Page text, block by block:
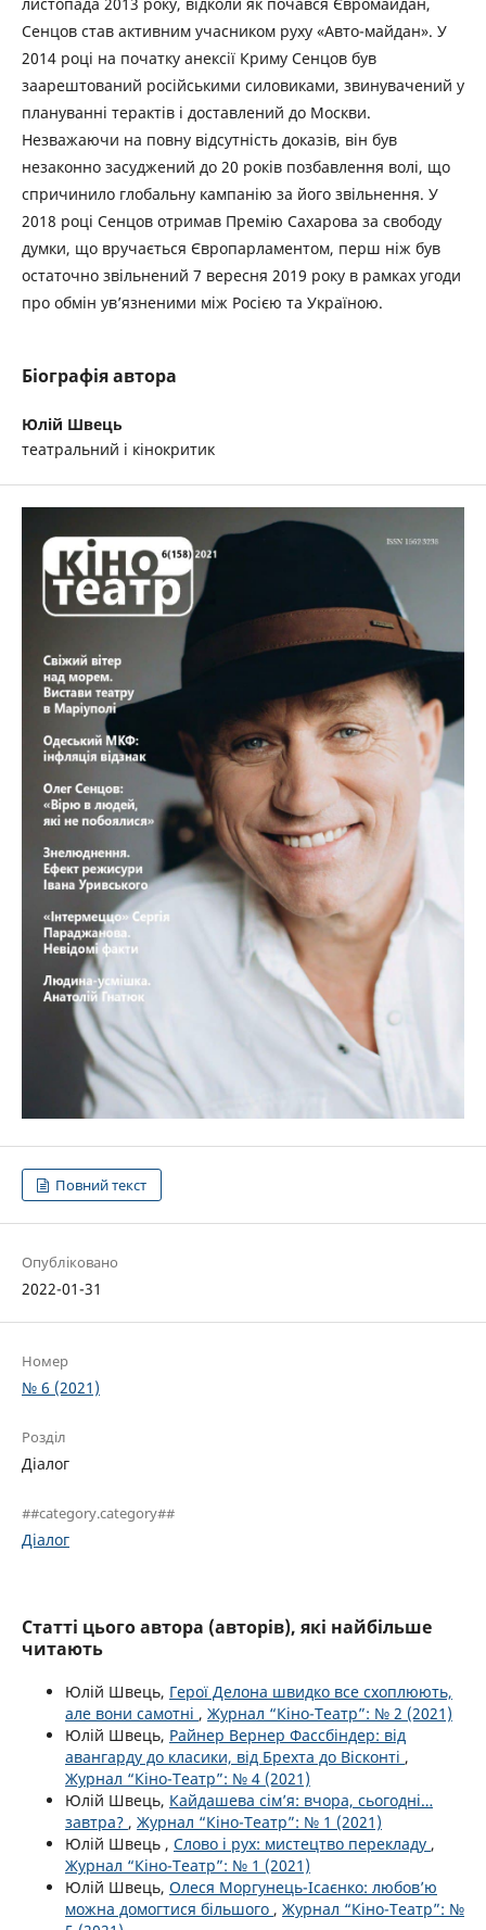
Сенцов став активним учасником руху «Авто-майдан». У
2014 році на початку анексії Криму Сенцов був
заарештований російськими силовиками, звинувачений у
плануванні терактів і доставлений до Москви.
Незважаючи на повну відсутність доказів, він був
незаконно засуджений до 20 років позбавлення волі, що
спричинило глобальну кампанію за його звільнення. У
2018 році Сенцов отримав Премію Сахарова за свободу
думки, що вручається Європарламентом, перш ніж був
остаточно звільнений 7 вересня 2019 року в рамках угоди
про обмін ув’язненими між Росією та Україною.
Біографія автора
Юлій Швець
театральний і кінокритик
Повний текст
Опубліковано
2022-01-31
Номер
№ 6 (2021)
Розділ
Діалог
##category.category##
Діалог
Статті цього автора (авторів), які найбільше
читають
Юлій Швець, Герої Делона швидко все схоплюють,
але вони самотні , Журнал “Кіно-Театр”: № 2 (2021)
Юлій Швець, Райнер Вернер Фассбіндер: від
авангарду до класики, від Брехта до Вісконті ,
Журнал “Кіно-Театр”: № 4 (2021)
Юлій Швець, Кайдашева сім’я: вчора, сьогодні…
завтра? , Журнал “Кіно-Театр”: № 1 (2021)
Юлій Швець , Слово і рух: мистецтво перекладу ,
Журнал “Кіно-Театр”: № 1 (2021)
Юлій Швець, Олеся Моргунець-Ісаєнко: любов’ю
можна домогтися більшого , Журнал “Кіно-Театр”: №